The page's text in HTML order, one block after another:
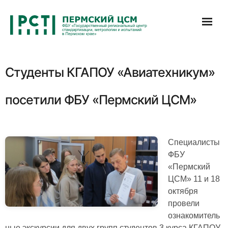
содержимому
Студенты КГАПОУ «Авиатехникум»
посетили ФБУ «Пермский ЦСМ»
Специалисты
ФБУ
«Пермский
ЦСМ» 11 и 18
октября
провели
ознакомитель